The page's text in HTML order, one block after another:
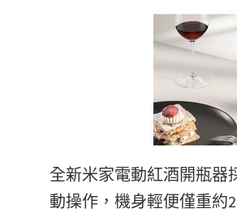
全新米家電動紅酒開瓶器
動操作，機身輕便僅重約